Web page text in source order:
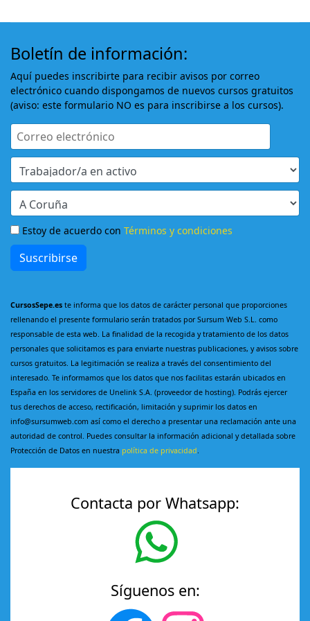
Boletín de información:
Aquí puedes inscribirte para recibir avisos por correo
electrónico cuando dispongamos de nuevos cursos gratuitos
(aviso: este formulario NO es para inscribirse a los cursos).
Estoy de acuerdo con Términos y condiciones
Suscribirse
CursosSepe.es te informa que los datos de carácter personal que proporciones
rellenando el presente formulario serán tratados por Sursum Web S.L. como
responsable de esta web. La finalidad de la recogida y tratamiento de los datos
personales que solicitamos es para enviarte nuestras publicaciones, y avisos sobre
cursos gratuitos. La legitimación se realiza a través del consentimiento del
interesado. Te informamos que los datos que nos facilitas estarán ubicados en
España en los servidores de Unelink S.A. (proveedor de hosting). Podrás ejercer
tus derechos de acceso, rectificación, limitación y suprimir los datos en
info@sursumweb.com así como el derecho a presentar una reclamación ante una
autoridad de control. Puedes consultar la información adicional y detallada sobre
Protección de Datos en nuestra política de privacidad.
Contacta por Whatsapp:
Síguenos en: